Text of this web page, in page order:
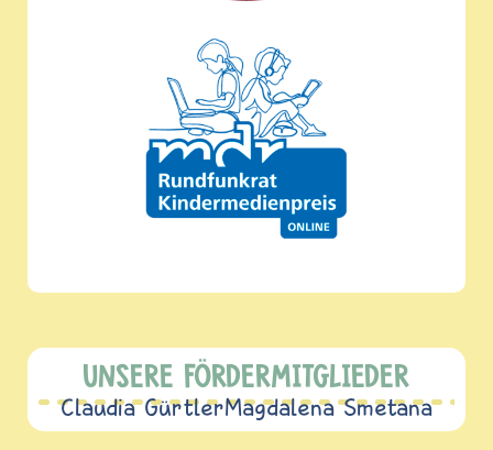
UNSERE FÖRDERMITGLIEDER
Claudia GürtlerMagdalena Smetana